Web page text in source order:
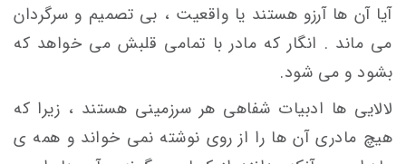
آیا آن ها آرزو هستند یا واقعیت ، بی تصمیم و سرگردان
می ماند . انگار که مادر با تمامی قلبش می خواهد که
بشود و می شود.
لالایی ها ادبیات شفاهی هر سرزمینی هستند ، زیرا که
هیچ مادری آن ها را از روی نوشته نمی خواند و همه ی